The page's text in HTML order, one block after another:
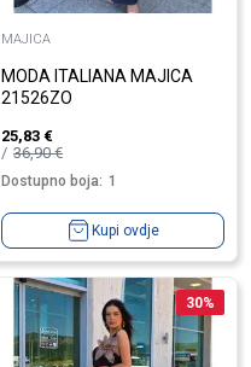
MAJICA
MODA ITALIANA MAJICA
21526ZO
25,83 €
36,90€
Dostupno boja: 1
Kupi ovdje
30%